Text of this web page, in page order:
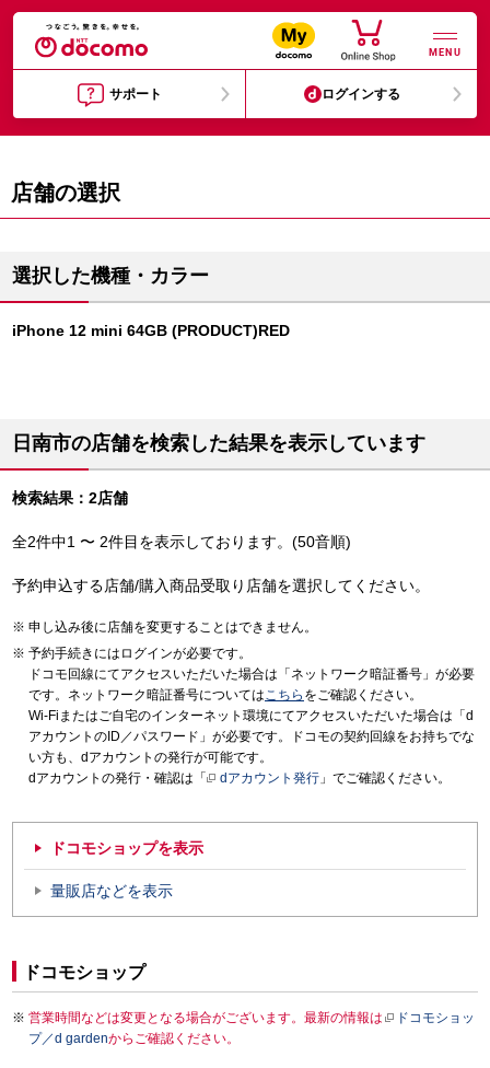
MENU
サポート ログインする
店舗の選択
選択した機種・カラー
iPhone 12 mini 64GB (PRODUCT)RED
日南市の店舗を検索した結果を表示しています
検索結果：2店舗
全2件中1 〜 2件目を表示しております。(50音順)
予約申込する店舗/購入商品受取り店舗を選択してください。
申し込み後に店舗を変更することはできません。
予約手続きにはログインが必要です。
ドコモ回線にてアクセスいただいた場合は「ネットワーク暗証番号」が必要
です。ネットワーク暗証番号についてはこちら をご確認ください。
Wi-Fiまたはご自宅のインターネット環境にてアクセスいただいた場合は「d
アカウントのID／パスワード」が必要です。ドコモの契約回線をお持ちでな
い方も、dアカウントの発行が可能です。
dアカウントの発行・確認は「
dアカウント発行 」でご確認ください。
ドコモショップを表示
量販店などを表示
ドコモショップ
営業時間などは変更となる場合がございます。最新の情報は
ドコモショッ
プ／d gardenからご確認ください。